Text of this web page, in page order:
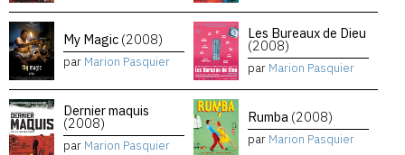
My Magic (2008)
par Marion Pasquier
Les Bureaux de Dieu
(2008)
par Marion Pasquier
Dernier maquis
(2008)
par Marion Pasquier
Rumba (2008)
par Marion Pasquier